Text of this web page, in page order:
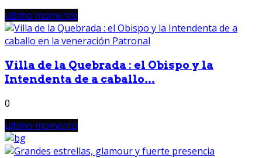
ultimo momento
Villa de la Quebrada : el Obispo y la
Intendenta de a caballo...
0
ultimo momento